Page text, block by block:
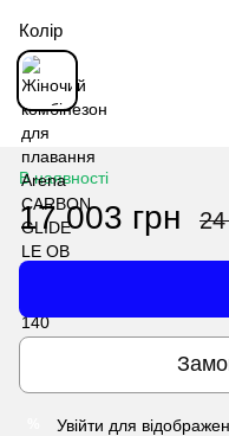
Колір
В наявності
17 003 грн
Увійти для